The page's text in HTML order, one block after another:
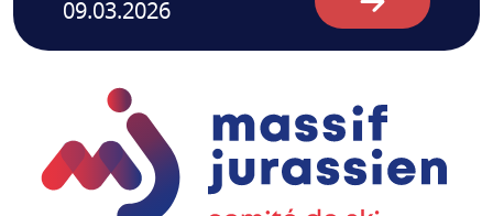
09.03.2026